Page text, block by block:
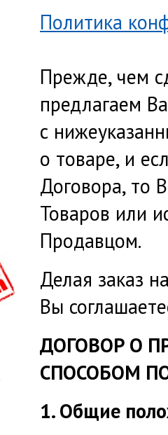
Политика
Прежде, чем
предлагаем
с
о товаре, и
Договора, то
Товаров или
Продавцом.
Делая заказ
Вы
ДОГОВОР О
СПОСОБОМ
1. Общие